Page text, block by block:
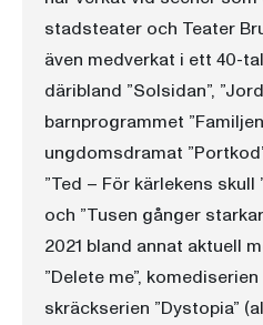
stadsteater och Teater
även medverkat i ett 40-
däribland ”Solsidan”,
barnprogrammet
ungdomsdramat
”Ted – För kärlekens skull
och ”Tusen gånger
2021 bland annat aktuell
”Delete me”,
skräckserien ”Dystopia”